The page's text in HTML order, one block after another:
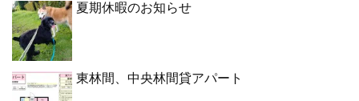
夏期休暇のお知らせ
東林間、中央林間貸アパート